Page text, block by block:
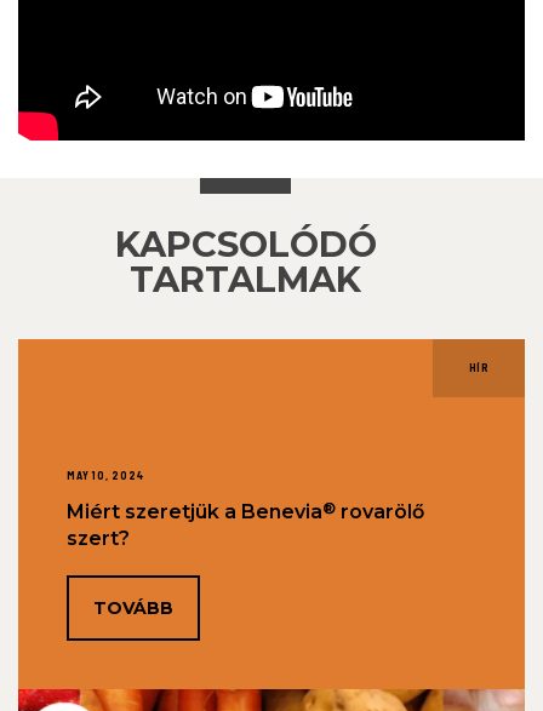
KAPCSOLÓDÓ
TARTALMAK
HÍR
MAY 10, 2024
Miért szeretjük a Benevia® rovarölő
szert?
TOVÁBB